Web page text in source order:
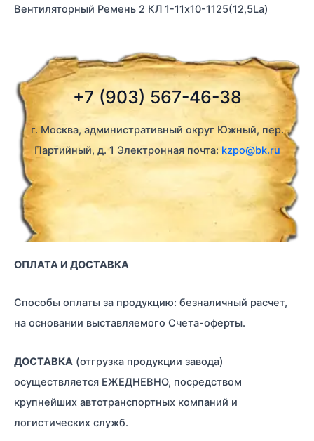
+7 (903) 567-46-38
г. Москва, административный округ Южный, пер.
Партийный, д. 1 Электронная почта: kzpo@bk.ru
ОПЛАТА И ДОСТАВКА
Способы оплаты за продукцию: безналичный расчет,
на основании выставляемого Счета-оферты.
ДОСТАВКА (отгрузка продукции завода)
осуществляется ЕЖЕДНЕВНО, посредством
крупнейших автотранспортных компаний и
логистических служб.
Вентиляторный Ремень 2 КЛ 1-11х10-1125(12,5La)